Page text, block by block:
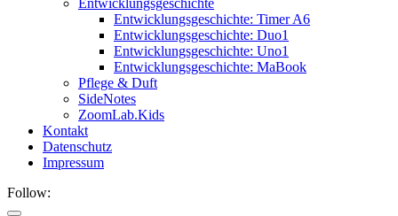
Entwicklungsgeschichte
Entwicklungsgeschichte: Timer A6
Entwicklungsgeschichte: Duo1
Entwicklungsgeschichte: Uno1
Entwicklungsgeschichte: MaBook
Pflege & Duft
SideNotes
ZoomLab.Kids
Kontakt
Datenschutz
Impressum
Follow: